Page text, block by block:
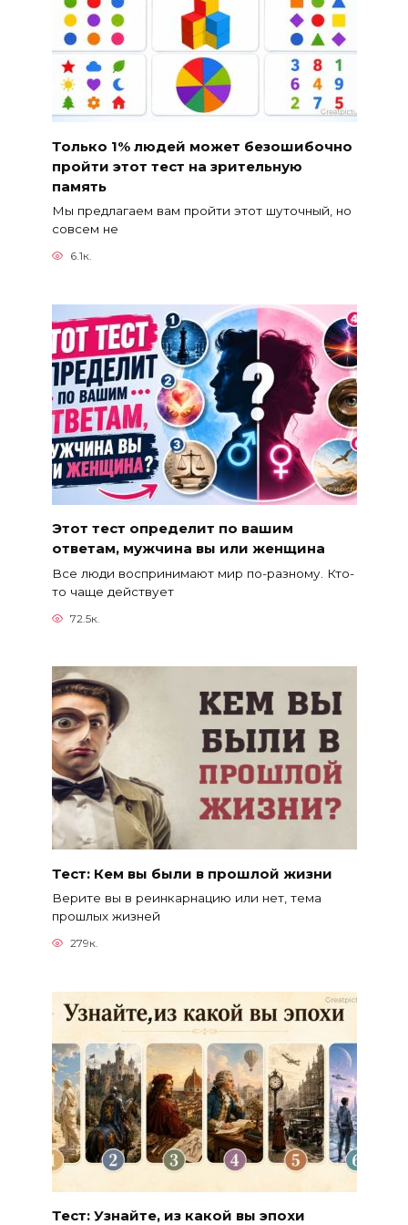
Только 1% людей может безошибочно
пройти этот тест на зрительную
память
Мы предлагаем вам пройти этот шуточный, но
совсем не
6.1к.
Этот тест определит по вашим
ответам, мужчина вы или женщина
Все люди воспринимают мир по-разному. Кто-
то чаще действует
72.5к.
Тест: Кем вы были в прошлой жизни
Верите вы в реинкарнацию или нет, тема
прошлых жизней
279к.
Тест: Узнайте, из какой вы эпохи